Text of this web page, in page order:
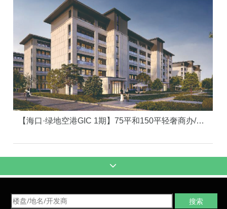
【海口·绿地空港GIC 1期】75平和150平轻奢商办/科创园区